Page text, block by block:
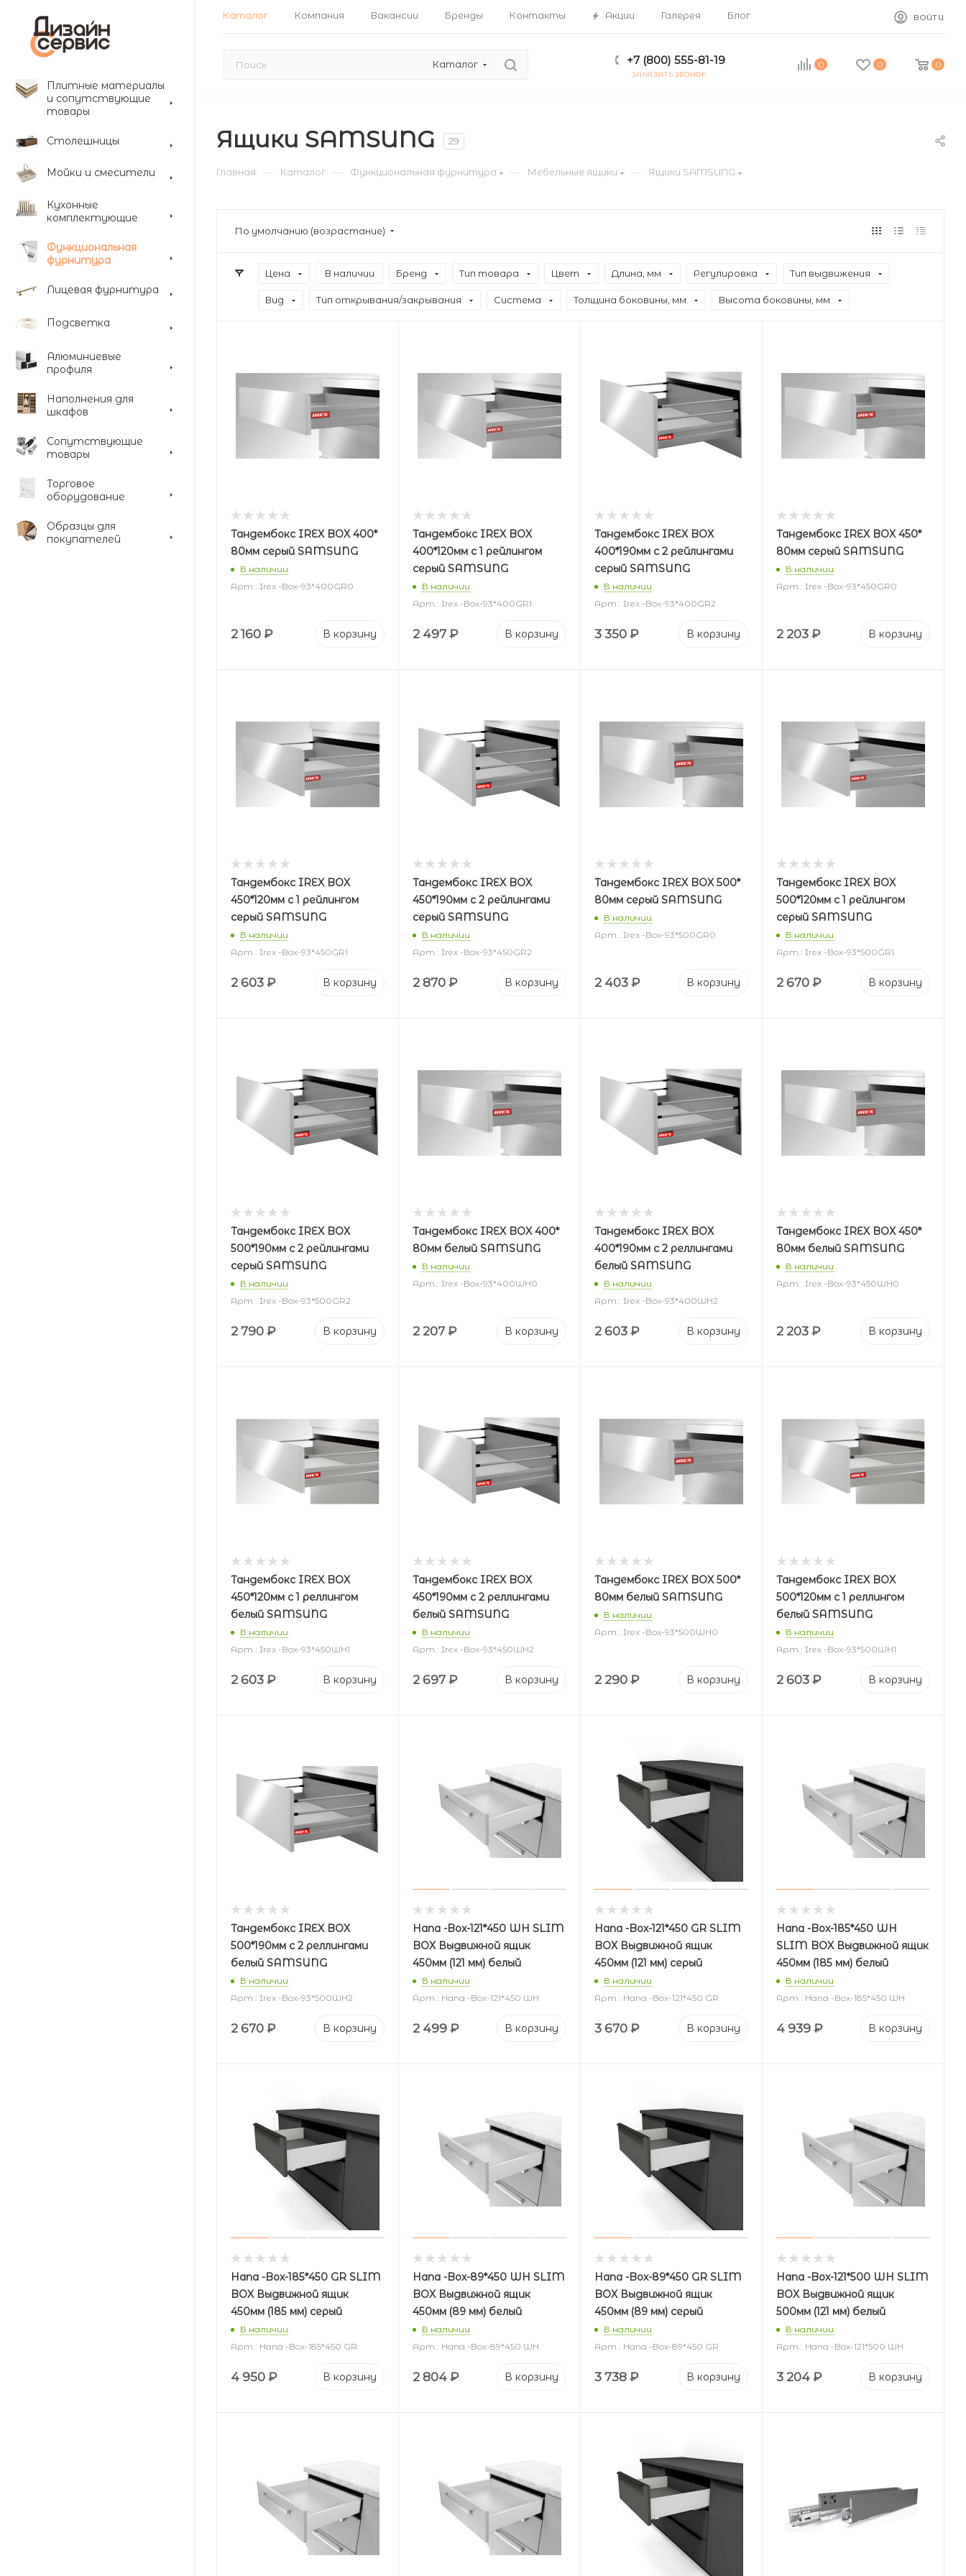
Каталог Компания Вакансии Бренды Контакты Акции Галерея Блог ВОЙТИ
Каталог +7 (800) 555-81-19
ЗАКАЗАТЬ ЗВОНОК
0 0 0
Плитные материалы
и сопутствующие
товары
Столешницы
Мойки и смесители
Кухонные
комплектующие
Функциональная
фурнитура
Лицевая фурнитура
Подсветка
Алюминиевые
профиля
Наполнения для
шкафов
Сопутствующие
товары
Торговое
оборудование
Образцы для
покупателей
Ящики SAMSUNG 29
Главная — Каталог — Функциональная фурнитура — Мебельные ящики — Ящики SAMSUNG
По умолчанию (возрастание)
Цена В наличии Бренд Тип товара Цвет Длина, мм Регулировка Тип выдвижения
Вид Тип открывания/закрывания Система Толщина боковины, мм Высота боковины, мм
Тандембокс IREX BOX 400*
80мм серый SAMSUNG
В наличии
Арт.: Irex -Box-93*400GR0
2 160 ₽ В корзину
Тандембокс IREX BOX
400*120мм с 1 рейлингом
серый SAMSUNG
В наличии
Арт.: Irex -Box-93*400GR1
2 497 ₽ В корзину
Тандембокс IREX BOX
400*190мм с 2 рейлингами
серый SAMSUNG
В наличии
Арт.: Irex -Box-93*400GR2
3 350 ₽ В корзину
Тандембокс IREX BOX 450*
80мм серый SAMSUNG
В наличии
Арт.: Irex -Box-93*450GR0
2 203 ₽ В корзину
Тандембокс IREX BOX
450*120мм с 1 рейлингом
серый SAMSUNG
В наличии
Арт.: Irex -Box-93*450GR1
2 603 ₽ В корзину
Тандембокс IREX BOX
450*190мм с 2 рейлингами
серый SAMSUNG
В наличии
Арт.: Irex -Box-93*450GR2
2 870 ₽ В корзину
Тандембокс IREX BOX 500*
80мм серый SAMSUNG
В наличии
Арт.: Irex -Box-93*500GR0
2 403 ₽ В корзину
Тандембокс IREX BOX
500*120мм с 1 рейлингом
серый SAMSUNG
В наличии
Арт.: Irex -Box-93*500GR1
2 670 ₽ В корзину
Тандембокс IREX BOX
500*190мм с 2 рейлингами
серый SAMSUNG
В наличии
Арт.: Irex -Box-93*500GR2
2 790 ₽ В корзину
Тандембокс IREX BOX 400*
80мм белый SAMSUNG
В наличии
Арт.: Irex -Box-93*400WH0
2 207 ₽ В корзину
Тандембокс IREX BOX
400*190мм с 2 реллингами
белый SAMSUNG
В наличии
Арт.: Irex -Box-93*400WH2
2 603 ₽ В корзину
Тандембокс IREX BOX 450*
80мм белый SAMSUNG
В наличии
Арт.: Irex -Box-93*450WH0
2 203 ₽ В корзину
Тандембокс IREX BOX
450*120мм с 1 реллингом
белый SAMSUNG
В наличии
Арт.: Irex -Box-93*450WH1
2 603 ₽ В корзину
Тандембокс IREX BOX
450*190мм с 2 реллингами
белый SAMSUNG
В наличии
Арт.: Irex -Box-93*450WH2
2 697 ₽ В корзину
Тандембокс IREX BOX 500*
80мм белый SAMSUNG
В наличии
Арт.: Irex -Box-93*500WH0
2 290 ₽ В корзину
Тандембокс IREX BOX
500*120мм с 1 реллингом
белый SAMSUNG
В наличии
Арт.: Irex -Box-93*500WH1
2 603 ₽ В корзину
Тандембокс IREX BOX
500*190мм с 2 реллингами
белый SAMSUNG
В наличии
Арт.: Irex -Box-93*500WH2
2 670 ₽ В корзину
Hana -Box-121*450 WH SLIM
BOX Выдвижной ящик
450мм (121 мм) белый
В наличии
Арт.: Hana -Box-121*450 WH
2 499 ₽ В корзину
Hana -Box-121*450 GR SLIM
BOX Выдвижной ящик
450мм (121 мм) серый
В наличии
Арт.: Hana -Box-121*450 GR
3 670 ₽ В корзину
Hana -Box-185*450 WH
SLIM BOX Выдвижной ящик
450мм (185 мм) белый
В наличии
Арт.: Hana -Box-185*450 WH
4 939 ₽ В корзину
Hana -Box-185*450 GR SLIM
BOX Выдвижной ящик
450мм (185 мм) серый
В наличии
Арт.: Hana -Box-185*450 GR
4 950 ₽ В корзину
Hana -Box-89*450 WH SLIM
BOX Выдвижной ящик
450мм (89 мм) белый
В наличии
Арт.: Hana -Box-89*450 WH
2 804 ₽ В корзину
Hana -Box-89*450 GR SLIM
BOX Выдвижной ящик
450мм (89 мм) серый
В наличии
Арт.: Hana -Box-89*450 GR
3 738 ₽ В корзину
Hana -Box-121*500 WH SLIM
BOX Выдвижной ящик
500мм (121 мм) белый
В наличии
Арт.: Hana -Box-121*500 WH
3 204 ₽ В корзину